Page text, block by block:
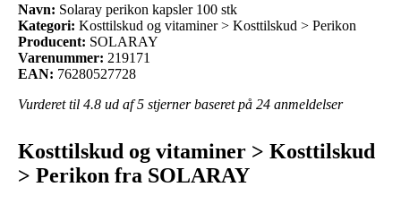
Navn: Solaray perikon kapsler 100 stk
Kategori: Kosttilskud og vitaminer > Kosttilskud > Perikon
Producent: SOLARAY
Varenummer: 219171
EAN: 76280527728
Vurderet til 4.8 ud af 5 stjerner baseret på 24 anmeldelser
Kosttilskud og vitaminer > Kosttilskud
> Perikon fra SOLARAY